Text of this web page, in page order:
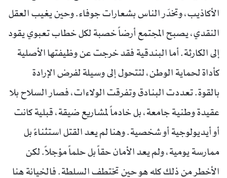
الأكاذيب، وتخدّر الناس بشعارات جوفاء. وحين يغيب العقل
النقدي، يصبح المجتمع أرضاً خصبة لكل خطاب تعبوي يقود
إلى الكارثة. أما البندقية فقد خرجت عن وظيفتها الأصلية
كأداة لحماية الوطن، لتتحول إلى وسيلة لفرض الإرادة
بالقوة. تعددت البنادق وتفرقت الولاءات، فصار السلاح بلا
عقيدة وطنية جامعة، بل خادماً لمشاريع ضيقة، قبلية كانت
أو أيديولوجية أو شخصية. وهنا لم يعد القتل استثناءً بل
ممارسة يومية، ولم يعد الأمان حقاً بل حلماً مؤجلاً. لكن
الأخطر من ذلك كله هو حين تختطف السلطة. فالخيانة هنا